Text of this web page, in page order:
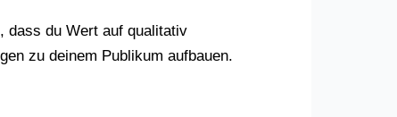
dass du Wert auf qualitativ
zu deinem Publikum aufbauen.